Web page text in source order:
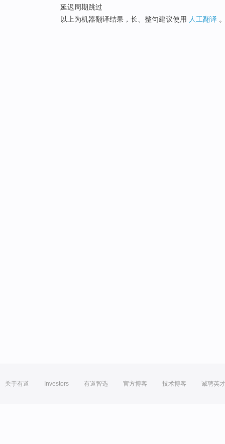
延迟周期跳过
以上为机器翻译结果，长、整句建议使用 人工翻译
关于有道 Investors 有道智选 官方博客 技术博客 诚聘英才